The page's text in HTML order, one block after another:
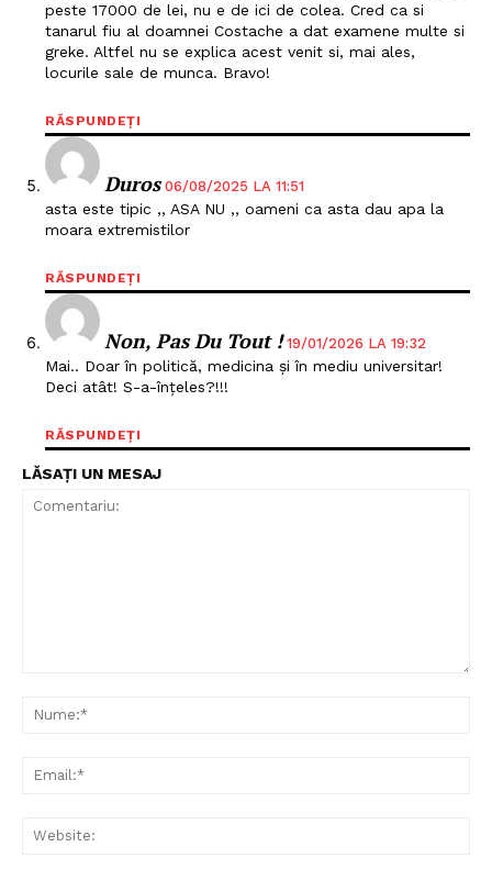
FREEDOM HOUSE ROMÂNIA
PRESShub
Despre noi / Echipa
Proiecte editoriale
peste 17000 de lei, nu e de ici de colea. Cred ca si
tanarul fiu al doamnei Costache a dat examene multe si
greke. Altfel nu se explica acest venit si, mai ales,
locurile sale de munca. Bravo!
RĂSPUNDEȚI
Duros 06/08/2025 LA 11:51
asta este tipic ,, ASA NU ,, oameni ca asta dau apa la
moara extremistilor
RĂSPUNDEȚI
Non, Pas Du Tout ! 19/01/2026 LA 19:32
Mai.. Doar în politică, medicina și în mediu universitar!
Deci atât! S-a-înțeles?!!!
RĂSPUNDEȚI
LĂSAȚI UN MESAJ